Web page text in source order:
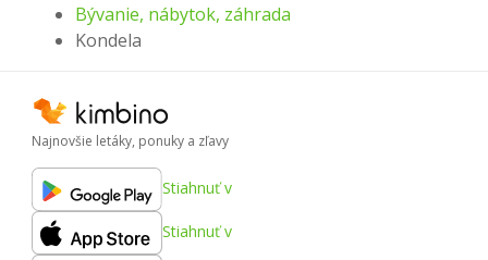
Bývanie, nábytok, záhrada
Kondela
Najnovšie letáky, ponuky a zľavy
Stiahnuť v
Stiahnuť v